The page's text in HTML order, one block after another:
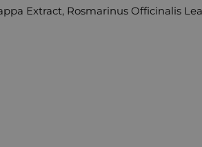
Extract, Rosmarinus Officinalis